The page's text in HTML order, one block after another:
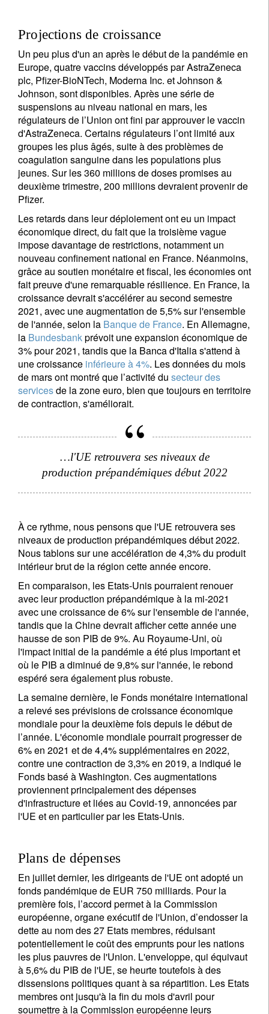
Projections de croissance
Un peu plus d'un an après le début de la pandémie en
Europe, quatre vaccins développés par AstraZeneca
plc, Pfizer-BioNTech, Moderna Inc. et Johnson &
Johnson, sont disponibles. Après une série de
suspensions au niveau national en mars, les
régulateurs de l’Union ont fini par approuver le vaccin
d'AstraZeneca. Certains régulateurs l’ont limité aux
groupes les plus âgés, suite à des problèmes de
coagulation sanguine dans les populations plus
jeunes. Sur les 360 millions de doses promises au
deuxième trimestre, 200 millions devraient provenir de
Pfizer.
Les retards dans leur déploiement ont eu un impact
économique direct, du fait que la troisième vague
impose davantage de restrictions, notamment un
nouveau confinement national en France. Néanmoins,
grâce au soutien monétaire et fiscal, les économies ont
fait preuve d'une remarquable résilience. En France, la
croissance devrait s'accélérer au second semestre
2021, avec une augmentation de 5,5% sur l'ensemble
de l'année, selon la Banque de France. En Allemagne,
la Bundesbankprévoit une expansion économique de
3% pour 2021, tandis que la Banca d'Italia s'attend à
une croissance inférieure à 4%. Les données du mois
de mars ont montré que l’activité du secteur des
servicesde la zone euro, bien que toujours en territoire
de contraction, s'améliorait.
…l'UE retrouvera ses niveaux de
production prépandémiques début 2022
À ce rythme, nous pensons que l'UE retrouvera ses
niveaux de production prépandémiques début 2022.
Nous tablons sur une accélération de 4,3% du produit
intérieur brut de la région cette année encore.
En comparaison, les Etats-Unis pourraient renouer
avec leur production prépandémique à la mi-2021
avec une croissance de 6% sur l'ensemble de l'année,
tandis que la Chine devrait afficher cette année une
hausse de son PIB de 9%. Au Royaume-Uni, où
l'impact initial de la pandémie a été plus important et
où le PIB a diminué de 9,8% sur l'année, le rebond
espéré sera également plus robuste.
La semaine dernière, le Fonds monétaire international
a relevé ses prévisions de croissance économique
mondiale pour la deuxième fois depuis le début de
l’année. L'économie mondiale pourrait progresser de
6% en 2021 et de 4,4% supplémentaires en 2022,
contre une contraction de 3,3% en 2019, a indiqué le
Fonds basé à Washington. Ces augmentations
proviennent principalement des dépenses
d'infrastructure et liées au Covid-19, annoncées par
l'UE et en particulier par les Etats-Unis.
Plans de dépenses
En juillet dernier, les dirigeants de l'UE ont adopté un
fonds pandémique de EUR 750 milliards. Pour la
première fois, l’accord permet à la Commission
européenne, organe exécutif de l'Union, d’endosser la
dette au nom des 27 Etats membres, réduisant
potentiellement le coût des emprunts pour les nations
les plus pauvres de l'Union. L'enveloppe, qui équivaut
à 5,6% du PIB de l'UE, se heurte toutefois à des
dissensions politiques quant à sa répartition. Les Etats
membres ont jusqu'à la fin du mois d'avril pour
soumettre à la Commission européenne leurs
S'inscrire à la newsletter
Email
Civilité Prénom
Nom
Pays de résidence
Je ne suis pas résident ou citoyen des Etats-Unis
Vos informations seront utilisées conformément à
notrepolitique de confidentialité.